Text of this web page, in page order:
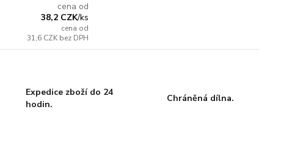
cena od
38,2 CZK/ks
cena od
31,6 CZKbez DPH
Expedice zboží do 24
hodin.
Chráněná dílna.